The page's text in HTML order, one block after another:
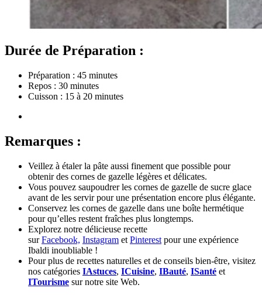
Durée de Préparation :
Préparation : 45 minutes
Repos : 30 minutes
Cuisson : 15 à 20 minutes
Remarques :
Veillez à étaler la pâte aussi finement que possible pour
obtenir des cornes de gazelle légères et délicates.
Vous pouvez saupoudrer les cornes de gazelle de sucre glace
avant de les servir pour une présentation encore plus élégante.
Conservez les cornes de gazelle dans une boîte hermétique
pour qu’elles restent fraîches plus longtemps.
Explorez notre délicieuse recette
surFacebook, Instagram et Pinterest pour une expérience
Ibaldi inoubliable !
Pour plus de recettes naturelles et de conseils bien-être, visitez
nos catégories IAstuces, ICuisine, IBauté, ISanté et
ITourisme sur notre site Web.